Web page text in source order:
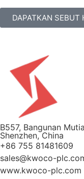
DAPATKAN SEBUT
B557, Bangunan
Shenzhen, China
+86 755 81481609
sales@kwoco-
www.kwoco-plc.com